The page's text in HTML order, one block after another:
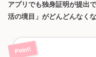
アプリでも独身証明が提出
活の境目」がどんどんなく